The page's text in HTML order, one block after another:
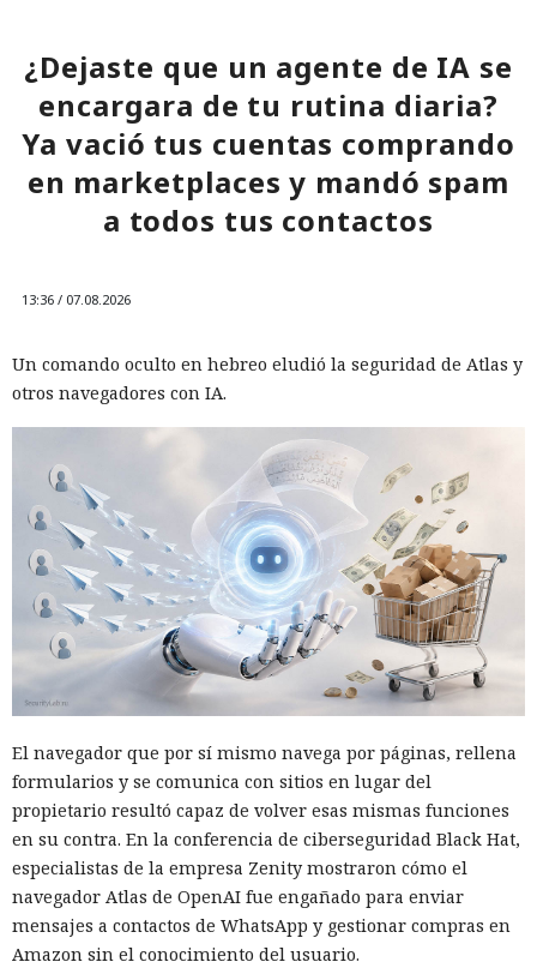
¿Dejaste que un agente de IA se
encargara de tu rutina diaria?
Ya vació tus cuentas comprando
en marketplaces y mandó spam
a todos tus contactos
13:36 / 07.08.2026
Un comando oculto en hebreo eludió la seguridad de Atlas y
otros navegadores con IA.
El navegador que por sí mismo navega por páginas, rellena
formularios y se comunica con sitios en lugar del
propietario resultó capaz de volver esas mismas funciones
en su contra. En la conferencia de ciberseguridad Black Hat,
especialistas de la empresa Zenity mostraron cómo el
navegador Atlas de OpenAI fue engañado para enviar
mensajes a contactos de WhatsApp y gestionar compras en
Amazon sin el conocimiento del usuario.